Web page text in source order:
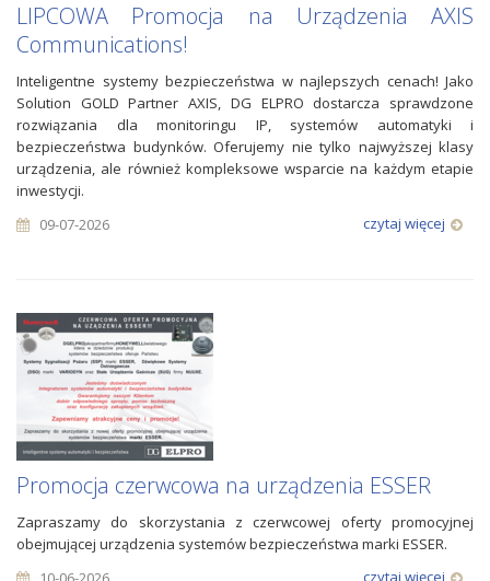
LIPCOWA Promocja na Urządzenia AXIS
Communications!
Inteligentne systemy bezpieczeństwa w najlepszych cenach! Jako
Solution GOLD Partner AXIS, DG ELPRO dostarcza sprawdzone
rozwiązania dla monitoringu IP, systemów automatyki i
bezpieczeństwa budynków. Oferujemy nie tylko najwyższej klasy
urządzenia, ale również kompleksowe wsparcie na każdym etapie
inwestycji.
09-07-2026
czytaj więcej
Promocja czerwcowa na urządzenia ESSER
Zapraszamy do skorzystania z czerwcowej oferty promocyjnej
obejmującej urządzenia systemów bezpieczeństwa marki ESSER.
czytaj więcej